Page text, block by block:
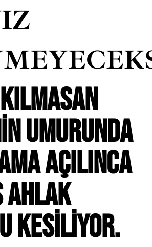
UMURUNDA
AÇILINCA
AHLAK
KESILIYOR.